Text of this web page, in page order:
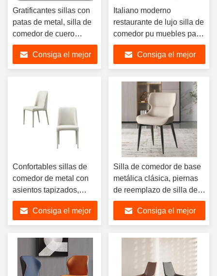
Gratificantes sillas con
patas de metal, silla de
comedor de cuero
marrón PU
Consiga el mejor
Italiano moderno
restaurante de lujo silla de
comedor pu muebles para
el hogar sillas de comedor
de cuero con patas de
metal
Consiga el mejor
Confortables sillas de
comedor de metal con
asientos tapizados,
mesa de comedor de
metal y conjuntos de
sillas.
Consiga el mejor
Silla de comedor de base
metálica clásica, piernas
de reemplazo de silla de
comedor de metal
Consiga el mejor